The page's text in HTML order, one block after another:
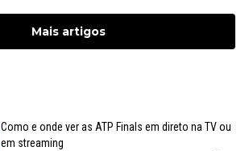
Mais artigos
Como e onde ver as ATP Finals em direto na TV ou
em streaming